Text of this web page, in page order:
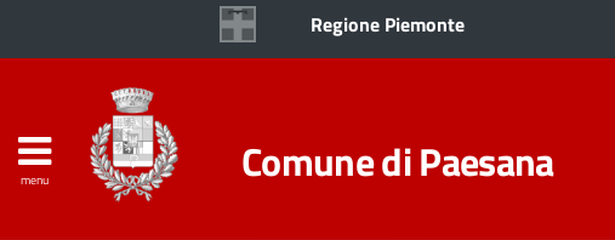
Regione Piemonte
menu Comune di Paesana